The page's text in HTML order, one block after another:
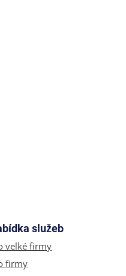
služeb
velké firmy
firmy